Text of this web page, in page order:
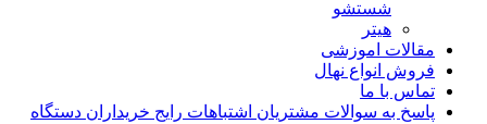
شستشو
هیتر
مقالات اموزشی
فروش انواع نهال
تماس با ما
پاسخ به سوالات مشتریان اشتباهات رایج خریداران دستگاه